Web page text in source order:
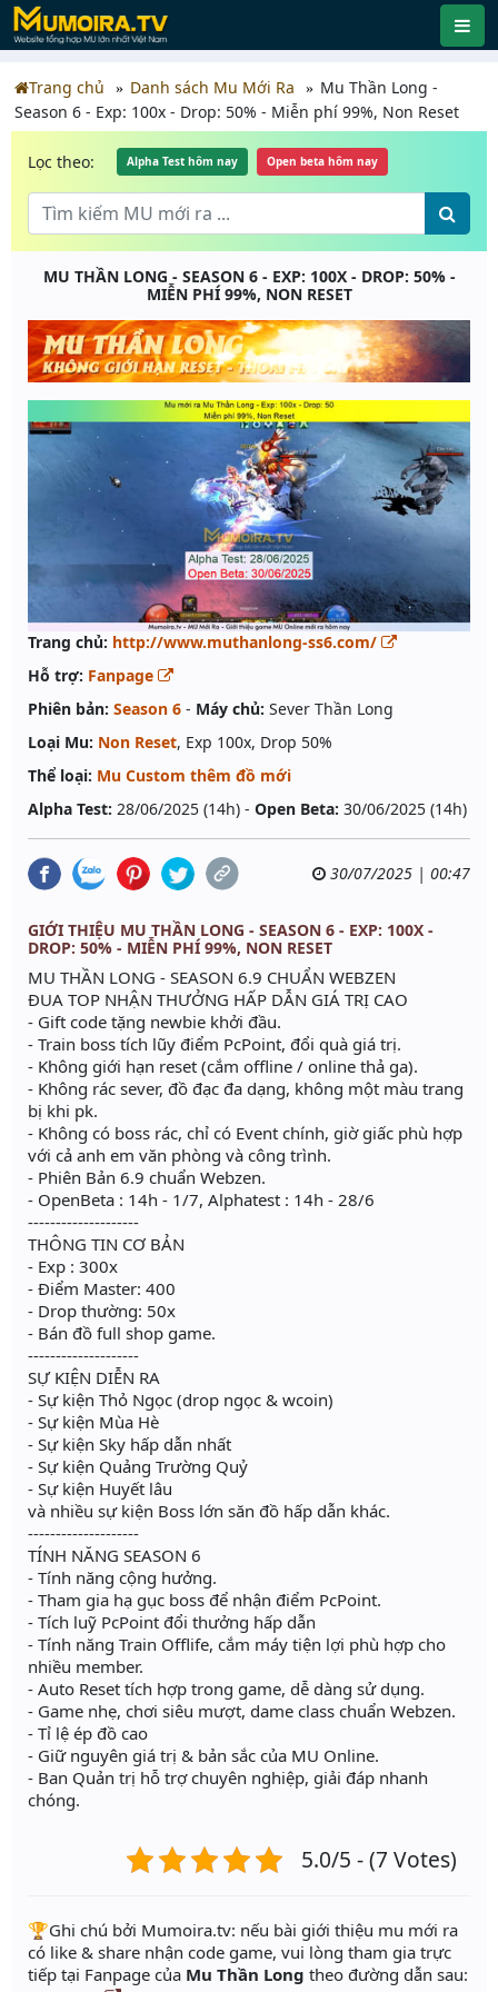
Trang chủ Danh sách Mu Mới Ra
Mu Thần Long -
Season 6 - Exp: 100x - Drop: 50% - Miễn phí 99%, Non Reset
Lọc theo: Alpha Test hôm nay Open beta hôm nay
MU THẦN LONG - SEASON 6 - EXP: 100X - DROP: 50% -
MIỄN PHÍ 99%, NON RESET
Trang chủ: http://www.muthanlong-ss6.com/
Hỗ trợ: Fanpage
Phiên bản: Season 6 - Máy chủ: Sever Thần Long
Loại Mu: Non Reset, Exp 100x, Drop 50%
Thể loại: Mu Custom thêm đồ mới
Alpha Test: 28/06/2025 (14h) - Open Beta: 30/06/2025 (14h)
30/07/2025 | 00:47
GIỚI THIỆU MU THẦN LONG - SEASON 6 - EXP: 100X -
DROP: 50% - MIỄN PHÍ 99%, NON RESET
MU THẦN LONG - SEASON 6.9 CHUẨN WEBZEN
ĐUA TOP NHẬN THƯỞNG HẤP DẪN GIÁ TRỊ CAO
- Gift code tặng newbie khởi đầu.
- Train boss tích lũy điểm PcPoint, đổi quà giá trị.
- Không giới hạn reset (cắm offline / online thả ga).
- Không rác sever, đồ đạc đa dạng, không một màu trang
bị khi pk.
- Không có boss rác, chỉ có Event chính, giờ giấc phù hợp
với cả anh em văn phòng và công trình.
- Phiên Bản 6.9 chuẩn Webzen.
- OpenBeta : 14h - 1/7, Alphatest : 14h - 28/6
--------------------
THÔNG TIN CƠ BẢN
- Exp : 300x
- Điểm Master: 400
- Drop thường: 50x
- Bán đồ full shop game.
--------------------
SỰ KIỆN DIỄN RA
- Sự kiện Thỏ Ngọc (drop ngọc & wcoin)
- Sự kiện Mùa Hè
- Sự kiện Sky hấp dẫn nhất
- Sự kiện Quảng Trường Quỷ
- Sự kiện Huyết lâu
và nhiều sự kiện Boss lớn săn đồ hấp dẫn khác.
--------------------
TÍNH NĂNG SEASON 6
- Tính năng cộng hưởng.
- Tham gia hạ gục boss để nhận điểm PcPoint.
- Tích luỹ PcPoint đổi thưởng hấp dẫn
- Tính năng Train Offlife, cắm máy tiện lợi phù hợp cho
nhiều member.
- Auto Reset tích hợp trong game, dễ dàng sử dụng.
- Game nhẹ, chơi siêu mượt, dame class chuẩn Webzen.
- Tỉ lệ ép đồ cao
- Giữ nguyên giá trị & bản sắc của MU Online.
- Ban Quản trị hỗ trợ chuyên nghiệp, giải đáp nhanh
chóng.
5.0/5 - (7 Votes)
️🏆Ghi chú bởi Mumoira.tv: nếu bài giới thiệu mu mới ra
có like & share nhận code game, vui lòng tham gia trực
tiếp tại Fanpage của Mu Thần Long theo đường dẫn sau: